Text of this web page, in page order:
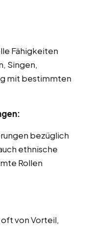
Fähigkeiten
Singen,
mit bestimmten
bezüglich
ethnische
Rollen
von Vorteil,